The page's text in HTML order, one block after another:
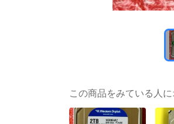
この商品をみている人に